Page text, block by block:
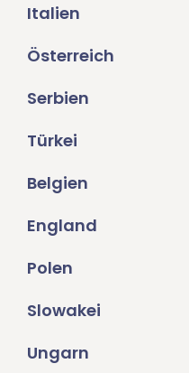
Italien
Österreich
Serbien
Türkei
Belgien
England
Polen
Slowakei
Ungarn